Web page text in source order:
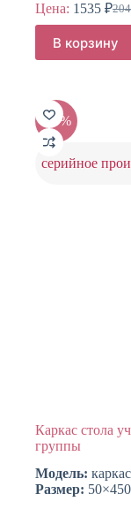
Цена: 1535 ₽
В корзину
-25%
серийное
Каркас стола
группы
Модель:
Размер: